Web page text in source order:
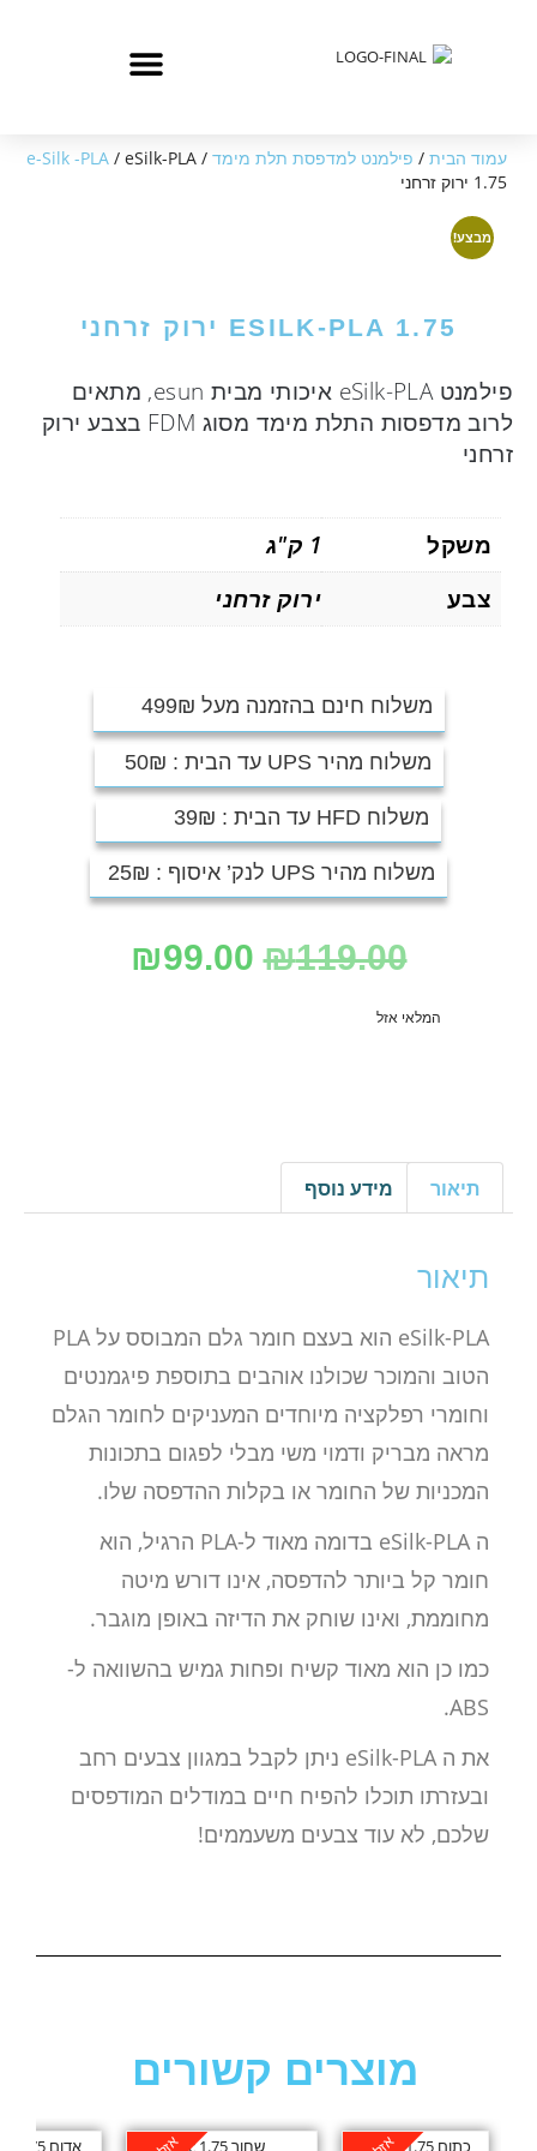
עמוד הבית / פילמנט למדפסת תלת מימד /
e-Silk -PLA / eSilk-PLA
1.75 ירוק זרחני
מבצע!
ESILK-PLA 1.75 ירוק זרחני
פילמנט eSilk-PLA איכותי מבית esun, מתאים
לרוב מדפסות התלת מימד מסוג FDM בצבע ירוק
זרחני
משקל
1 ק"ג
צבע
ירוק זרחני
משלוח חינם בהזמנה מעל 499₪
משלוח מהיר UPS עד הבית : 50₪
משלוח HFD עד הבית : 39₪
משלוח מהיר UPS לנק’ איסוף : 25₪
₪119.00
₪99.00
המלאי אזל
תיאור מידע נוסף
תיאור
eSilk-PLA הוא בעצם חומר גלם המבוסס על PLA
הטוב והמוכר שכולנו אוהבים בתוספת פיגמנטים
וחומרי רפלקציה מיוחדים המעניקים לחומר הגלם
מראה מבריק ודמוי משי מבלי לפגום בתכונות
המכניות של החומר או בקלות ההדפסה שלו.
ה eSilk-PLA בדומה מאוד ל-PLA הרגיל, הוא
חומר קל ביותר להדפסה, אינו דורש מיטה
מחוממת, ואינו שוחק את הדיזה באופן מוגבר.
כמו כן הוא מאוד קשיח ופחות גמיש בהשוואה ל-
ABS.
את ה eSilk-PLA ניתן לקבל במגוון צבעים רחב
ובעזרתו תוכלו להפיח חיים במודלים המודפסים
שלכם, לא עוד צבעים משעממים!
מוצרים קשורים